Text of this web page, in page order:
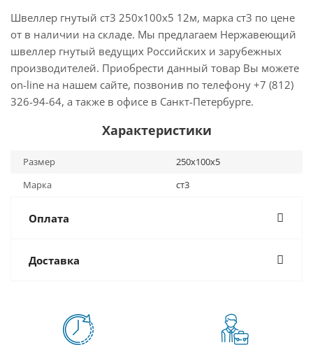
Швеллер гнутый ст3 250х100х5 12м, марка ст3 по цене
от в наличии на складе. Мы предлагаем Нержавеющий
швеллер гнутый ведущих Российских и зарубежных
производителей. Приобрести данный товар Вы можете
on-line на нашем сайте, позвонив по телефону +7 (812)
326-94-64, а также в офисе в Санкт-Петербурге.
Характеристики
Размер
250х100х5
Марка
ст3
Оплата
Доставка